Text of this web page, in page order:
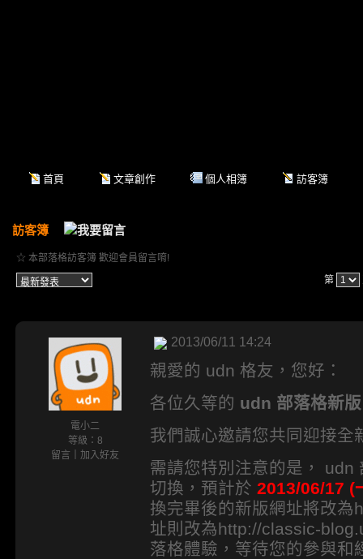
首頁 文章創作 個人相簿 訪客簿
訪客簿
☆ 本部落格訪客簿 歡迎會員留言唷!
第
電小二
等級：8
留言
加入好友
2013/06/11 14:24
親愛的 udn 格友，您好：
各位久等的 udn 部落格新版
我們誠心邀請您共同迎接全
需請您特別注意的是， udn
切換，預計於 2013/06/17 (
換完畢後的新版網址將改
址則改為http://classic-
落格體驗，等待您的參與和